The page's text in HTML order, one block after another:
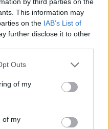
This information may
on the IAB’s List of
further disclose it to other
Outs
of my
of my